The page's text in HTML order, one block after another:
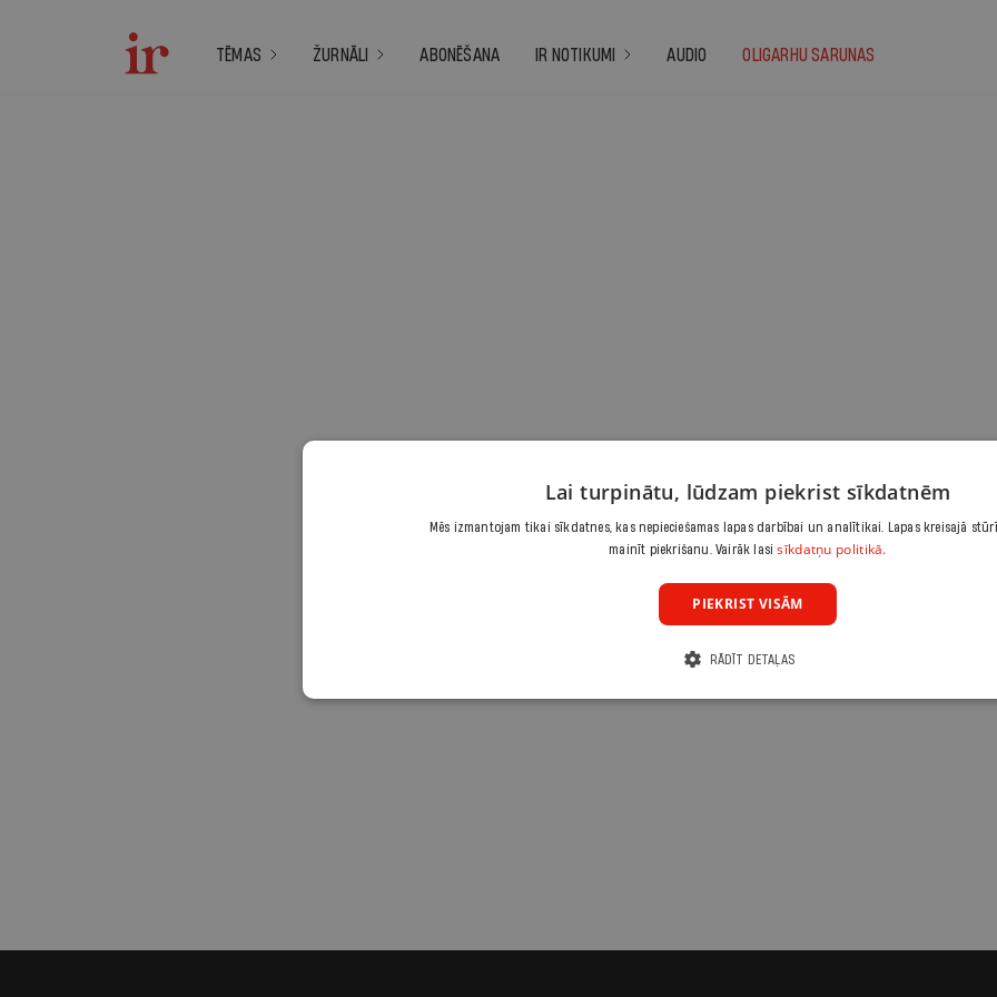
TĒMAS ŽURNĀLI ABONĒŠANA IR NOTIKUMI AUDIO OLIGARHU SARUNAS
Lai turpinātu, lūdzam piekrist sīkdatnēm
Mēs izmantojam tikai sīkdatnes, kas nepieciešamas lapas darbībai un analītikai. Lapas kreisajā
mainīt piekrišanu. Vairāk lasisīkdatņu politikā.
PIEKRIST VISĀM
RĀDĪT DETAĻAS